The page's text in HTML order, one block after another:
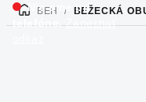
obsah
Nie sme pri
telefóne.Zanechať
DOMOV
BEH / BEŽECKÁ